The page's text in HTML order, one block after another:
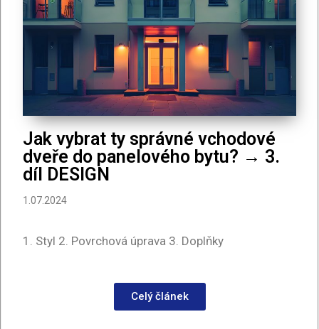
Jak vybrat ty správné vchodové
dveře do panelového bytu? → 3.
díl DESIGN
1.07.2024
1. Styl 2. Povrchová úprava 3. Doplňky
Celý článek